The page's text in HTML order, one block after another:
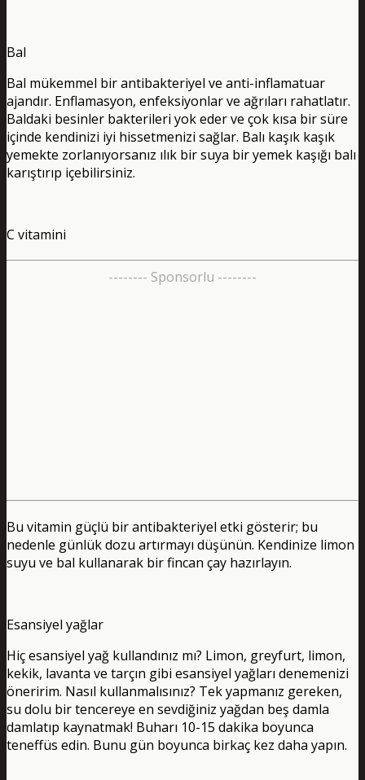
Bal
Bal mükemmel bir antibakteriyel ve anti-inflamatuar
ajandır. Enflamasyon, enfeksiyonlar ve ağrıları rahatlatır.
Baldaki besinler bakterileri yok eder ve çok kısa bir süre
içinde kendinizi iyi hissetmenizi sağlar. Balı kaşık kaşık
yemekte zorlanıyorsanız ılık bir suya bir yemek kaşığı balı
karıştırıp içebilirsiniz.
C vitamini
-------- Sponsorlu --------
Bu vitamin güçlü bir antibakteriyel etki gösterir; bu
nedenle günlük dozu artırmayı düşünün. Kendinize limon
suyu ve bal kullanarak bir fincan çay hazırlayın.
Esansiyel yağlar
Hiç esansiyel yağ kullandınız mı? Limon, greyfurt, limon,
kekik, lavanta ve tarçın gibi esansiyel yağları denemenizi
öneririm. Nasıl kullanmalısınız? Tek yapmanız gereken,
su dolu bir tencereye en sevdiğiniz yağdan beş damla
damlatıp kaynatmak! Buharı 10-15 dakika boyunca
teneffüs edin. Bunu gün boyunca birkaç kez daha yapın.